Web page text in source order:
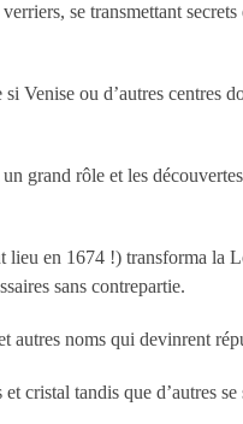
se transmettant secrets
Venise ou d’autres centres
grand rôle et les
lieu en 1674 !) transforma la
sans contrepartie.
noms qui devinrent
cristal tandis que d’autres